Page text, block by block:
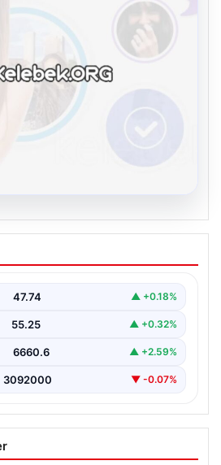
Dijital İletişimin Güvenli
Deneyimi
barındırmaktadır.
47.74 ▲ +0.18%
55.25 ▲ +0.32%
6660.6 ▲ +2.59%
3092000 ▼ -0.07%